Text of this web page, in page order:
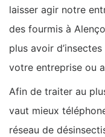
laisser agir notre
des fourmis à
plus avoir
votre entreprise ou
Afin de traiter au
vaut mieux
réseau de